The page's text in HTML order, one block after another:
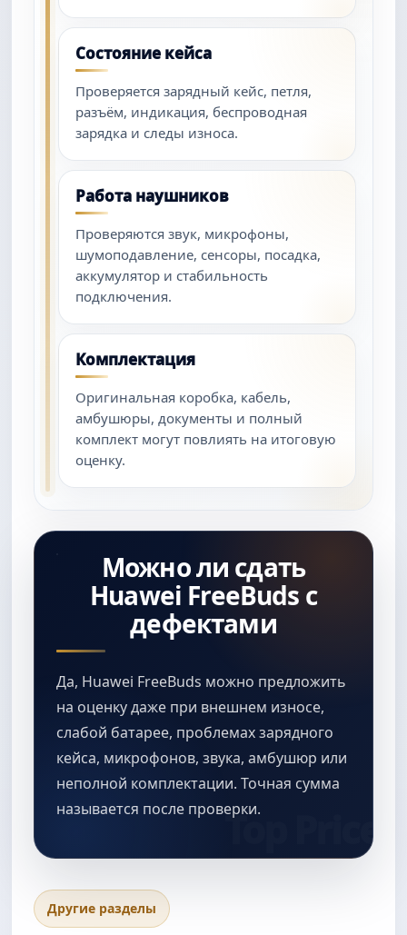
Состояние кейса
Проверяется зарядный кейс, петля,
разъём, индикация, беспроводная
зарядка и следы износа.
Работа наушников
Проверяются звук, микрофоны,
шумоподавление, сенсоры, посадка,
аккумулятор и стабильность
подключения.
Комплектация
Оригинальная коробка, кабель,
амбушюры, документы и полный
комплект могут повлиять на итоговую
оценку.
Можно ли сдать
Huawei FreeBuds с
дефектами
Да, Huawei FreeBuds можно предложить
на оценку даже при внешнем износе,
слабой батарее, проблемах зарядного
кейса, микрофонов, звука, амбушюр или
неполной комплектации. Точная сумма
называется после проверки.
Другие разделы